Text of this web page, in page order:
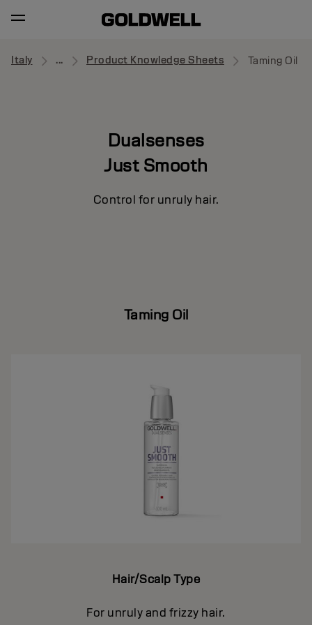
Italy ... Product Knowledge Sheets Taming Oil
Dualsenses
Just Smooth
Control for unruly hair.
Taming Oil
Hair/Scalp Type
For unruly and frizzy hair.